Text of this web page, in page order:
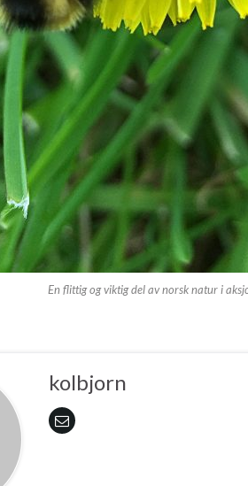
En flittig og viktig del av norsk natur i
kolbjorn